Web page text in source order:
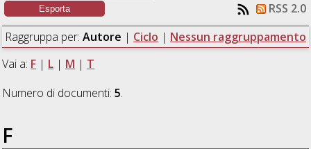
RSS 2.0
Raggruppa per: Autore | Ciclo | Nessun raggruppamento
Vai a: F | L | M | T
Numero di documenti:5.
F